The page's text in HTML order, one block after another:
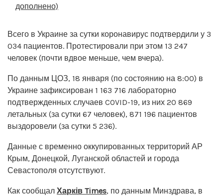
дополнено)
Всего в Украине за сутки коронавирус подтвердили у 3
034 пациентов. Протестировали при этом 13 247
человек (почти вдвое меньше, чем вчера).
По данным ЦОЗ, 18 января (по состоянию на 8:00) в
Украине зафиксирован 1 163 716 лабораторно
подтвержденных случаев COVID-19, из них 20 869
летальных (за сутки 67 человек), 871 196 пациентов
выздоровели (за сутки 5 236).
Данные с временно оккупированных территорий АР
Крым, Донецкой, Луганской областей и города
Севастополя отсутствуют.
Как сообщал Харків Times, по данным Минздрава, в